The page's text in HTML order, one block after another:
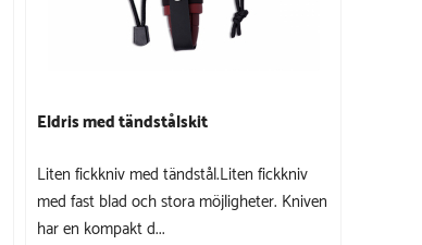
Eldris med tändstålskit
Liten fickkniv med tändstål.Liten fickkniv
med fast blad och stora möjligheter. Kniven
har en kompakt d...